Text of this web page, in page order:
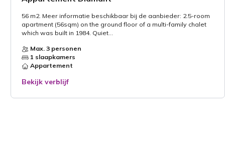
56 m2. Meer informatie beschikbaar bij de aanbieder: 2.5-room
apartment (56sqm) on the ground floor of a multi-family chalet
which was built in 1984. Quiet...
Max. 3 personen
1 slaapkamers
Appartement
Bekijk verblijf